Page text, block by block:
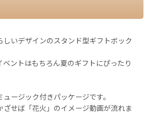
しいデザインのスタンド型ギフトボック
ベントはもちろん夏のギフトにぴったり
ージック付きパッケージです。
ざせば「花火」のイメージ動画が流れま